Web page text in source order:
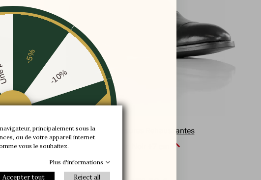

Chaussures Rehaussantes

principalement sous la
ou de votre appareil internet
vous le souhaitez.
Plus d'informations
Accepter tout Reject all
-5%
-10%
-30%
Une paire offerte